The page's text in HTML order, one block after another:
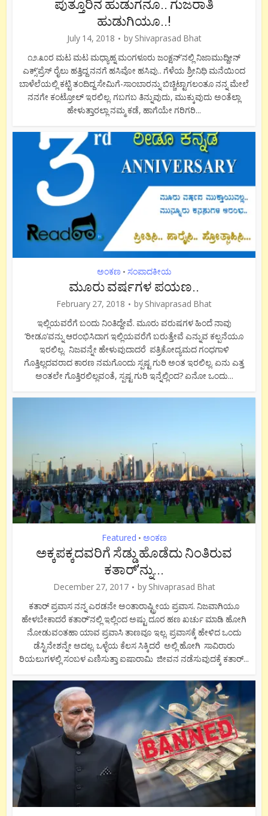
ಪುತ್ತೂರಿನ ಹುಡುಗನೂ.. ಗುಜರಾತಿ
ಹುಡುಗಿಯೂ..!
July 14, 2018 by Shivaprasad Bhat
೧೨.೩೦ರ ಮಟ ಮಟ ಮಧ್ಯಾಹ್ನ ಮಂಗಳೂರು ಜಂಕ್ಷನ್’ನಲ್ಲಿ ನಿಜಾಮುದ್ದೀನ್
ಎಕ್ಸ್’ಪ್ರೆಸ್ ರೈಲು ಹತ್ತಿದ್ದ ನನಗೆ ಹಸಿವೋ ಹಸಿವು.. ಗೆಳೆಯ ಶ್ರೀನಿಧಿ ಮನೆಯಿಂದ
ಬಾಳೆಲೆಯಲ್ಲಿ ಕಟ್ಟಿ ತಂದಿದ್ದ ಸೇಮಿಗೆ-ಸಾಂಬಾರನ್ನು ಬಿಚ್ಚಿಟ್ಟಾಗಲಂತೂ ನನ್ನ ಮೇಲೆ
ನನಗೇ ಕಂಟ್ರೋಲ್ ಇರಲಿಲ್ಲ. ಗಬಗಬ ತಿನ್ನುವುದು, ಮುಕ್ಕುವುದು ಅಂತೆಲ್ಲಾ
ಹೇಳುತ್ತಾರಲ್ಲಾ ನಮ್ಮ ಕಡೆ, ಹಾಗೆಯೇ ಗರಿಗರಿ...
ಅಂಕಣ • ಸಂಪಾದಕೀಯ
ಮೂರು ವರ್ಷಗಳ ಪಯಣ..
February 27, 2018 by Shivaprasad Bhat
ಇಲ್ಲಿಯವರೆಗೆ ಬಂದು ನಿಂತಿದ್ದೇವೆ. ಮೂರು ವರುಷಗಳ ಹಿಂದೆ ನಾವು
‘ರೀಡೂ’ವನ್ನು ಆರಂಭಿಸಿದಾಗ ಇಲ್ಲಿಯವರೆಗೆ ಬರುತ್ತೇವೆ ಎನ್ನುವ ಕಲ್ಪನೆಯೂ
ಇರಲಿಲ್ಲ. ನಿಜವನ್ನೇ ಹೇಳುವುದಾದರೆ ಪತ್ರಿಕೋದ್ಯಮದ ಗಂಧಗಾಳಿ
ಗೊತ್ತಿಲ್ಲದವರಾದ ಕಾರಣ ನಮಗೊಂದು ಸ್ಪಷ್ಟ ಗುರಿ ಅಂತ ಇರಲಿಲ್ಲ. ಏನು ಎತ್ತ
ಅಂತಲೇ ಗೊತ್ತಿರಲಿಲ್ಲವಂತೆ, ಸ್ಪಷ್ಟ ಗುರಿ ಇನ್ನೆಲ್ಲಿಂದ? ಏನೋ ಒಂದು...
Featured • ಅಂಕಣ
ಅಕ್ಕಪಕ್ಕದವರಿಗೆ ಸೆಡ್ಡು ಹೊಡೆದು ನಿಂತಿರುವ
ಕತಾರ್’ನ್ನು...
December 27, 2017 by Shivaprasad Bhat
ಕತಾರ್ ಪ್ರವಾಸ ನನ್ನ ಎರಡನೇ ಅಂತಾರಾಷ್ಟ್ರೀಯ ಪ್ರವಾಸ. ನಿಜವಾಗಿಯೂ
ಹೇಳಬೇಕಾದರೆ ಕತಾರ್’ನಲ್ಲಿ ಇಲ್ಲಿಂದ ಅಷ್ಟು ದೂರ ಹಣ ಖರ್ಚು ಮಾಡಿ ಹೋಗಿ
ನೋಡುವಂತಹಾ ಯಾವ ಪ್ರವಾಸಿ ತಾಣವೂ ಇಲ್ಲ. ಪ್ರವಾಸಕ್ಕೆ ಹೇಳಿದ ಒಂದು
ಡೆಸ್ಟಿನೇಶನ್ನೇ ಅದಲ್ಲ. ಒಳ್ಳೆಯ ಕೆಲಸ ಸಿಕ್ಕಿದರೆ ಅಲ್ಲಿ ಹೋಗಿ ಸಾವಿರಾರು
ರಿಯಲುಗಳಲ್ಲಿ ಸಂಬಳ ಎಣಿಸುತ್ತಾ ಐಷಾರಾಮಿ ಜೀವನ ನಡೆಸುವುದಕ್ಕೆ ಕತಾರ್...